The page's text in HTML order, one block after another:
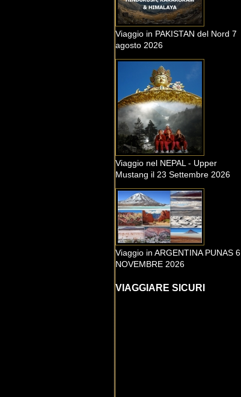
Viaggio in PAKISTAN del Nord 7
agosto 2026
Viaggio nel NEPAL - Upper
Mustang il 23 Settembre 2026
Viaggio in ARGENTINA PUNAS 6
NOVEMBRE 2026
VIAGGIARE SICURI